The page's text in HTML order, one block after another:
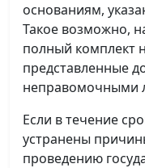
основаниям,
Такое возможно,
полный комплект
представленные
неправомочными
Если в течение
устранены
проведению